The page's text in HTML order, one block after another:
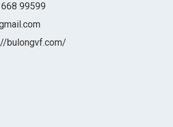
99599
bulongvf.com/